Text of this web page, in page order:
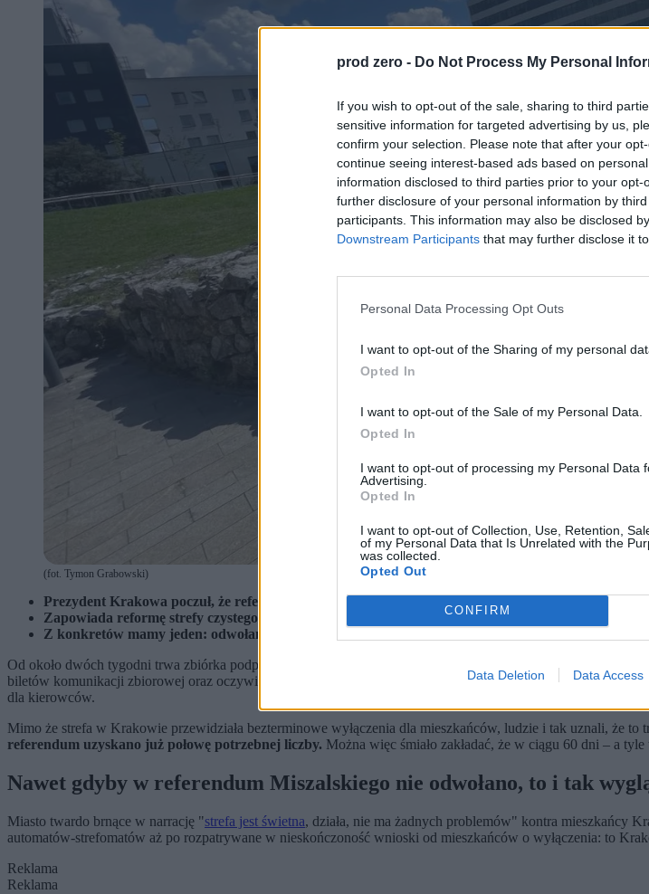
prod zero - Do Not Process My Personal
If you wish to opt-out of the sale, sharing to third
sensitive information for targeted advertising by us,
confirm your selection. Please note that after your
continue seeing interest-based ads based on
information disclosed to third parties prior to your
further disclosure of your personal information by
participants. This information may also be disclosed
Downstream Participants that may further disclose it
Personal Data Processing Opt Outs
I want to opt-out of the Sharing of my personal
Opted In
I want to opt-out of the Sale of my Personal Data.
Opted In
I want to opt-out of processing my Personal Data
Advertising.
Opted In
I want to opt-out of Collection, Use, Retention,
of my Personal Data that Is Unrelated with the
was collected.
Opted Out
CONFIRM
Data Deletion Data Access
(fot. Tymon Grabowski)
Prezydent Krakowa poczuł, że referendum odwoławcze może naprawdę się wydarzyć.
Zapowiada reformę strefy czystego transportu, ale bez konkretów.
Z konkretów mamy jeden: odwołanie Łukasza Franka, dyrektora ZTP w Krakowie.
Od około dwóch tygodni trwa zbiórka podpisów pod petycją o
referendum w sprawie odwołania
biletów komunikacji zbiorowej oraz oczywiście wprowadzenie wyjątkowo restrykcyjnej strefy czystego
dla kierowców.
Mimo że strefa w Krakowie przewidziała bezterminowe wyłączenia dla mieszkańców, ludzie i tak uznali, że to
referendum uzyskano już połowę potrzebnej liczby. Można więc śmiało zakładać, że w ciągu 60 dni – a
Nawet gdyby w referendum Miszalskiego nie odwołano, to i tak
Miasto twardo brnące w narrację "strefa jest świetna, działa, nie ma żadnych problemów" kontra mieszkańcy
automatów-strefomatów aż po rozpatrywane w nieskończoność wnioski od mieszkańców o wyłączenia: to
Reklama
Reklama